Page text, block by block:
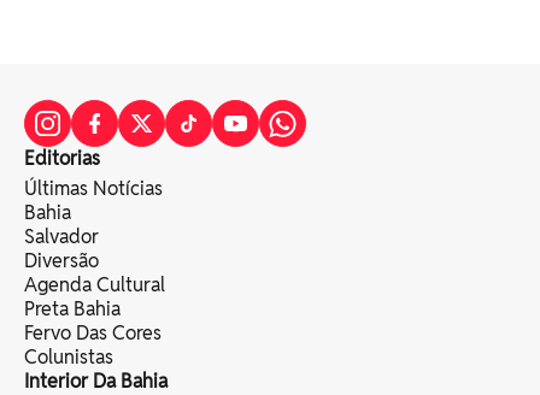
Editorias
Últimas Notícias
Bahia
Salvador
Diversão
Agenda Cultural
Preta Bahia
Fervo Das Cores
Colunistas
Interior Da Bahia